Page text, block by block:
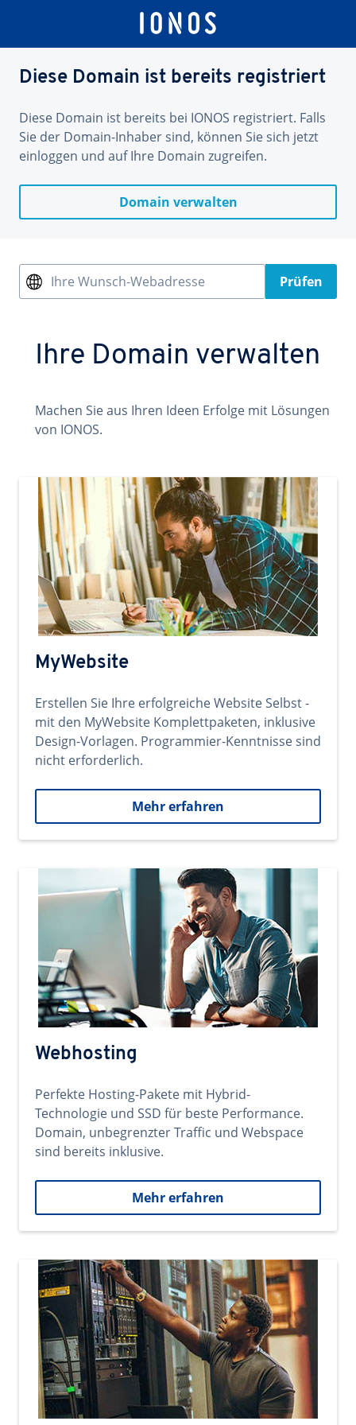
Diese Domain ist bereits registriert
Diese Domain ist bereits bei IONOS registriert. Falls
Sie der Domain-Inhaber sind, können Sie sich jetzt
einloggen und auf Ihre Domain zugreifen.
Domain verwalten
Ihre Wunsch-Webadresse Prüfen
Ihre Domain verwalten
Machen Sie aus Ihren Ideen Erfolge mit Lösungen
von IONOS.
MyWebsite
Erstellen Sie Ihre erfolgreiche Website Selbst -
mit den MyWebsite Komplettpaketen, inklusive
Design-Vorlagen. Programmier-Kenntnisse sind
nicht erforderlich.
Mehr erfahren
Webhosting
Perfekte Hosting-Pakete mit Hybrid-
Technologie und SSD für beste Performance.
Domain, unbegrenzter Traffic und Webspace
sind bereits inklusive.
Mehr erfahren